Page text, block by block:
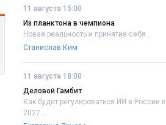
11 августа 15:00
Из планктона в чемпиона
Новая реальность и принятие себя..
Станислав Ким
11 августа 18:00
Деловой Гамбит
Как будет регулироваться ИИ в России в
2027....